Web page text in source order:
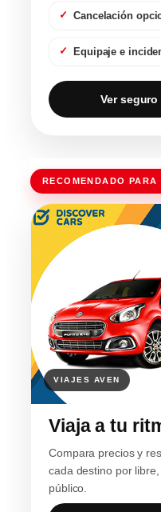
Cancelación
Equipaje e
Ver
RECOMENDADO
Viaja a tu
Compara precios y
cada destino por
público.